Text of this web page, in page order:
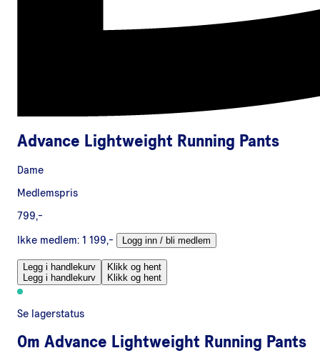
Advance Lightweight Running Pants
Dame
Medlemspris
799,-
Ikke medlem: 1 199,- Logg inn / bli medlem
Legg i handlekurv
Legg i handlekurv
Klikk og hent
Klikk og hent
Se lagerstatus
Om Advance Lightweight Running Pants